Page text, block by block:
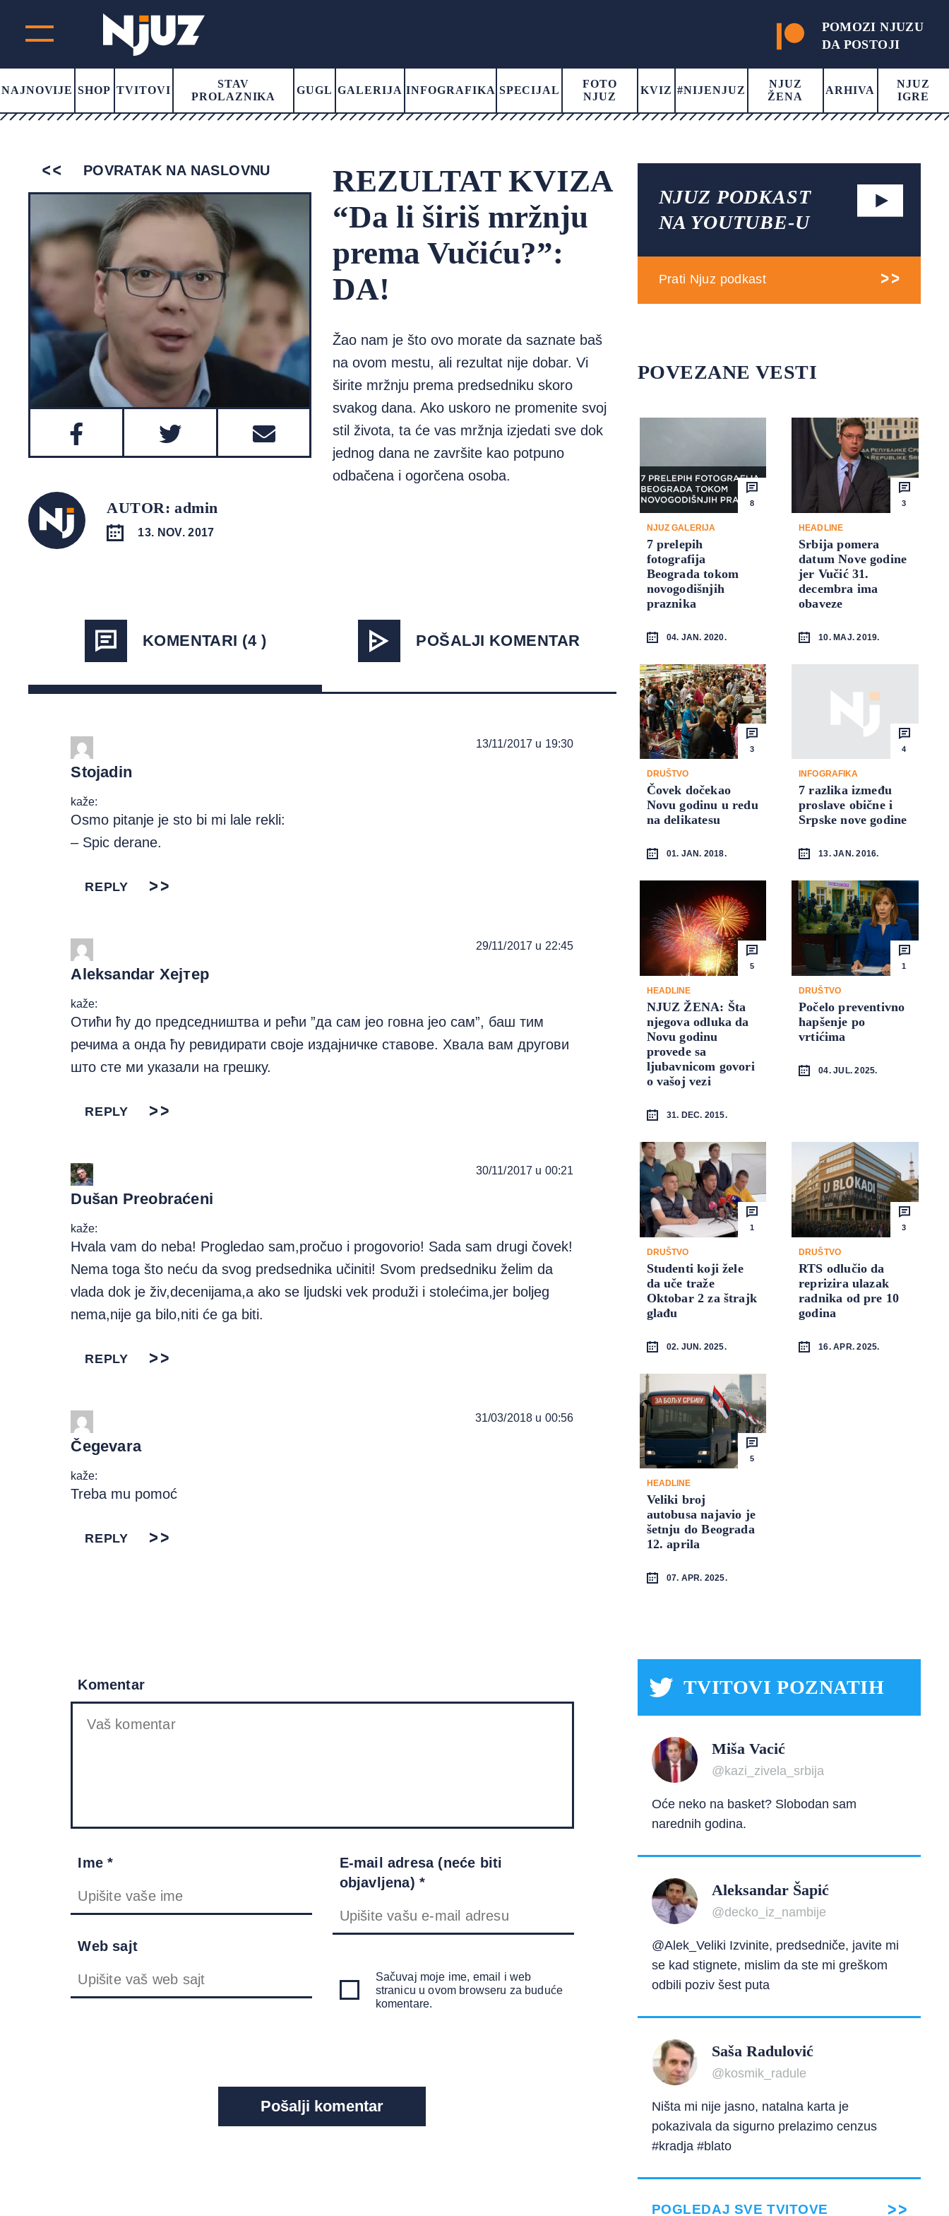
POMOZI NJUZU
DA POSTOJI
NAJNOVIJE SHOP TVITOVI
STAV
PROLAZNIKA
GUGL GALERIJA INFOGRAFIKA SPECIJAL
FOTO
NJUZ
KVIZ #NIJENJUZ
NJUZ
ŽENA
ARHIVA
NJUZ
IGRE
POVRATAK NA NASLOVNU
AUTOR: admin
13. NOV. 2017
REZULTAT KVIZA
“Da li širiš mržnju
prema Vučiću?”:
DA!
Žao nam je što ovo morate da saznate baš
na ovom mestu, ali rezultat nije dobar. Vi
širite mržnju prema predsedniku skoro
svakog dana. Ako uskoro ne promenite svoj
stil života, ta će vas mržnja izjedati sve dok
jednog dana ne završite kao potpuno
odbačena i ogorčena osoba.
KOMENTARI (4 ) POŠALJI KOMENTAR
Stojadin
kaže:
13/11/2017 u 19:30
Osmo pitanje je sto bi mi lale rekli:
– Spic derane.
REPLY
Aleksandar Хејтер
kaže:
29/11/2017 u 22:45
Отићи ћу до председништва и рећи ”да сам јео говна јео сам”, баш тим
речима а онда ћу ревидирати своје издајничке ставове. Хвала вам другови
што сте ми указали на грешку.
REPLY
Dušan Preobraćeni
kaže:
30/11/2017 u 00:21
Hvala vam do neba! Progledao sam,pročuo i progovorio! Sada sam drugi čovek!
Nema toga što neću da svog predsednika učiniti! Svom predsedniku želim da
vlada dok je živ,decenijama,a ako se ljudski vek produži i stolećima,jer boljeg
nema,nije ga bilo,niti će ga biti.
REPLY
Čegevara
kaže:
31/03/2018 u 00:56
Treba mu pomoć
REPLY
Komentar
Ime *
E-mail adresa (neće biti
objavljena) *
Web sajt
Sačuvaj moje ime, email i web
stranicu u ovom browseru za buduće
komentare.
NJUZ PODKAST
NA YOUTUBE-U
Prati Njuz podkast
POVEZANE VESTI
8
NJUZ GALERIJA
7 prelepih
fotografija
Beograda tokom
novogodišnjih
praznika
04. JAN. 2020.
3
HEADLINE
Srbija pomera
datum Nove godine
jer Vučić 31.
decembra ima
obaveze
10. MAJ. 2019.
3
DRUŠTVO
Čovek dočekao
Novu godinu u redu
na delikatesu
01. JAN. 2018.
4
INFOGRAFIKA
7 razlika između
proslave obične i
Srpske nove godine
13. JAN. 2016.
5
HEADLINE
NJUZ ŽENA: Šta
njegova odluka da
Novu godinu
provede sa
ljubavnicom govori
o vašoj vezi
31. DEC. 2015.
1
DRUŠTVO
Počelo preventivno
hapšenje po
vrtićima
04. JUL. 2025.
1
DRUŠTVO
Studenti koji žele
da uče traže
Oktobar 2 za štrajk
glađu
02. JUN. 2025.
3
DRUŠTVO
RTS odlučio da
reprizira ulazak
radnika od pre 10
godina
16. APR. 2025.
5
HEADLINE
Veliki broj
autobusa najavio je
šetnju do Beograda
12. aprila
07. APR. 2025.
TVITOVI POZNATIH
Miša Vacić
@kazi_zivela_srbija
Oće neko na basket? Slobodan sam
narednih godina.
Aleksandar Šapić
@decko_iz_nambije
@Alek_Veliki Izvinite, predsedniče, javite mi
se kad stignete, mislim da ste mi greškom
odbili poziv šest puta
Saša Radulović
@kosmik_radule
Ništa mi nije jasno, natalna karta je
pokazivala da sigurno prelazimo cenzus
#kradja #blato
POGLEDAJ SVE TVITOVE